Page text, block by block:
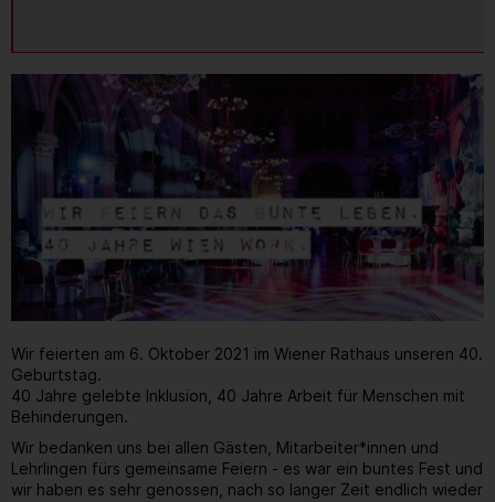
Wir feierten am 6. Oktober 2021 im Wiener Rathaus unseren 40.
Geburtstag.
40 Jahre gelebte Inklusion, 40 Jahre Arbeit für Menschen mit
Behinderungen.
Wir bedanken uns bei allen Gästen, Mitarbeiter*innen und
Lehrlingen fürs gemeinsame Feiern - es war ein buntes Fest und
wir haben es sehr genossen, nach so langer Zeit endlich wieder